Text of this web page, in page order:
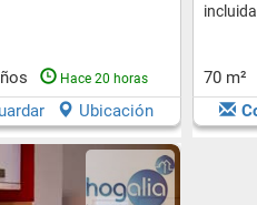
Hace 20 horas
Ubicación
70 m²